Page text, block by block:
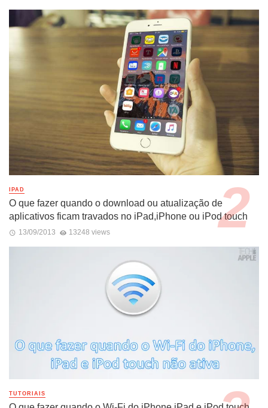
IPAD
O que fazer quando o download ou atualização de
aplicativos ficam travados no iPad,iPhone ou iPod touch
13/09/2013 13248 views
TUTORIAIS